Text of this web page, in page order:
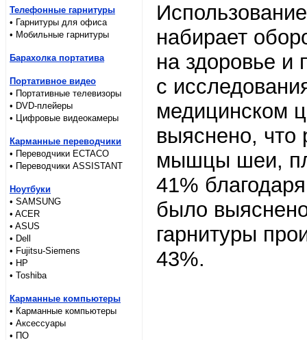
Телефонные гарнитуры
• Гарнитуры для офиса
• Мобильные гарнитуры
Барахолка портатива
Портативное видео
• Портативные телевизоры
• DVD-плейеры
• Цифровые видеокамеры
Карманные переводчики
• Переводчики ECTACO
• Переводчики ASSISTANT
Ноутбуки
• SAMSUNG
• ACER
• ASUS
• Dell
• Fujitsu-Siemens
• HP
• Toshiba
Карманные компьютеры
• Карманные компьютеры
• Аксессуары
• ПО
набирает
на здоровье и
с
медицинском
выяснено, что
мышцы шеи,
41%
было
гарнитуры
43%.